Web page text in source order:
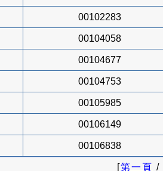
00102283
00104058
00104677
00104753
00105985
00106149
00106838
[第一頁 /